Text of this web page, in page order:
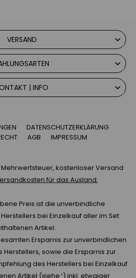
VERSAND
| INFO
DATENSCHUTZERKLÄRUNG
AGB IMPRESSUM
kostenloser Versand
für das Ausland.
Preis ist die unverbindliche
bei Einzelkauf aller im Set
Artikel.
Ersparnis zur unverbindlichen
sowie die Ersparnis zur
des Herstellers bei Einzelkauf
Artikel (siehe ¹) inkl. etwaiger